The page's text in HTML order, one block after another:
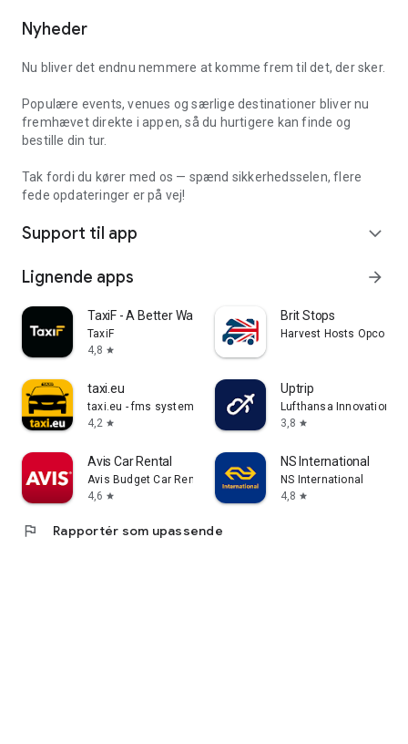
Nyheder
Nu bliver det endnu nemmere at komme frem til det, der sker.
Populære events, venues og særlige destinationer bliver nu
fremhævet direkte i appen, så du hurtigere kan finde og
bestille din tur.
Tak fordi du kører med os — spænd sikkerhedsselen, flere
fede opdateringer er på vej!
Support til app expand_more
Lignende apps arrow_forward
TaxiF - A Better Way to Ride
TaxiF
4,8 star
Brit Stops
Harvest Hosts Opco LLC
taxi.eu
taxi.eu - fms systems gmbh
4,2 star
Uptrip
Lufthansa Innovation
3,8 star
Avis Car Rental
Avis Budget Car Rental LLC
4,6 star
NS International
NS International
4,8 star
flag Rapportér som upassende